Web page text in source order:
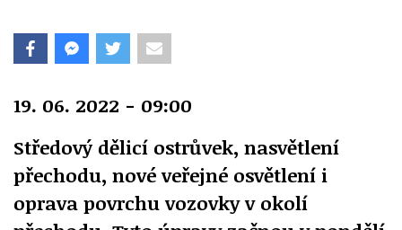
19. 06. 2022 - 09:00
Středový dělicí ostrůvek, nasvětlení
přechodu, nové veřejné osvětlení i
oprava povrchu vozovky v okolí